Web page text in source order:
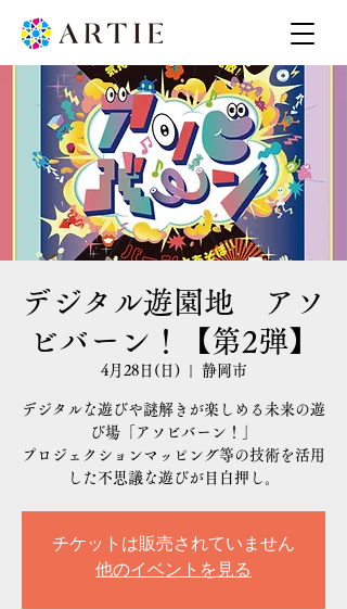
デジタル遊園地 アソ
ビバーン！【第2弾】
4月28日(日)
  |
静岡市
デジタルな遊びや謎解きが楽しめる未来の遊
び場「アソビバーン！」
プロジェクションマッピング等の技術を活用
した不思議な遊びが目白押し。
チケットは販売されていません
他のイベントを見る